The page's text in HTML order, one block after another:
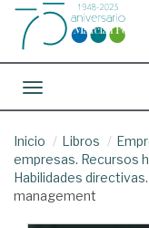
Toggle navigation
Inicio Libros
empresas. Recursos
Habilidades
management